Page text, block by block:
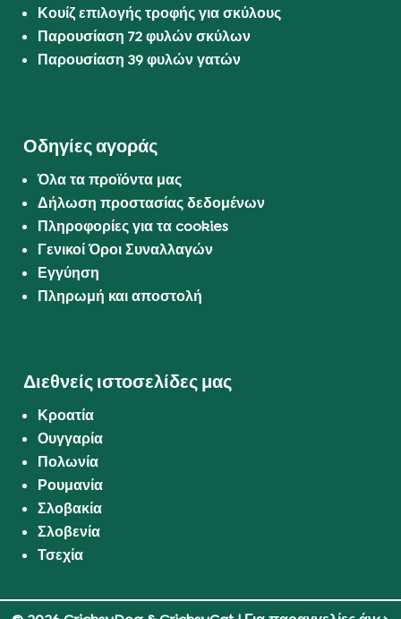
Κουίζ επιλογής τροφής για σκύλους
Παρουσίαση 72 φυλών σκύλων
Παρουσίαση 39 φυλών γατών
Οδηγίες αγοράς
Όλα τα προϊόντα μας
Δήλωση προστασίας δεδομένων
Πληροφορίες για τα cookies
Γενικοί Όροι Συναλλαγών
Εγγύηση
Πληρωμή και αποστολή
Διεθνείς ιστοσελίδες μας
Κροατία
Ουγγαρία
Πολωνία
Ρουμανία
Σλοβακία
Σλοβενία
Τσεχία